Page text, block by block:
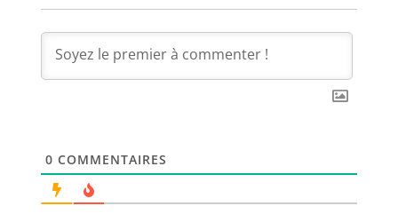
0 COMMENTAIRES